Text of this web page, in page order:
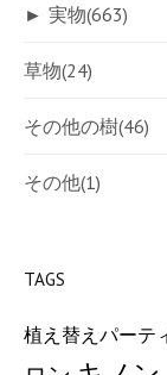
► 実物(663)
草物(24)
その他の樹(46)
その他(1)
TAGS
植え替えパーテ